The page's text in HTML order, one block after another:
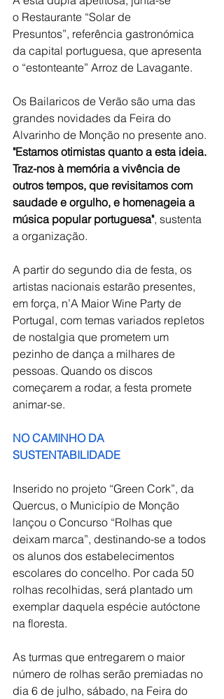
o Restaurante “Solar de
Presuntos”, referência gastronómica
da capital portuguesa, que apresenta
o “estonteante” Arroz de Lavagante.
Os Bailaricos de Verão são uma das
grandes novidades da Feira do
Alvarinho de Monção no presente ano.
"Estamos otimistas quanto a esta ideia.
Traz-nos à memória a vivência de
outros tempos, que revisitamos com
saudade e orgulho, e homenageia a
música popular portuguesa", sustenta
a organização.
A partir do segundo dia de festa, os
artistas nacionais estarão presentes,
em força, n’A Maior Wine Party de
Portugal, com temas variados repletos
de nostalgia que prometem um
pezinho de dança a milhares de
pessoas. Quando os discos
começarem a rodar, a festa promete
animar-se.
NO CAMINHO DA
SUSTENTABILIDADE
Inserido no projeto “Green Cork”, da
Quercus, o Município de Monção
lançou o Concurso “Rolhas que
deixam marca”, destinando-se a todos
os alunos dos estabelecimentos
escolares do concelho. Por cada 50
rolhas recolhidas, será plantado um
exemplar daquela espécie autóctone
na floresta.
As turmas que entregarem o maior
número de rolhas serão premiadas no
dia 6 de julho, sábado, na Feira do